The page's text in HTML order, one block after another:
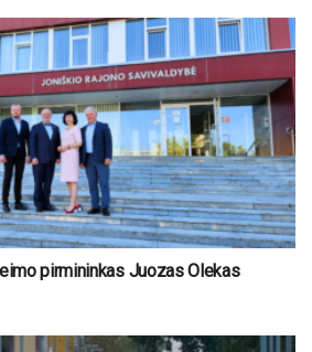
pirmininkas Juozas Olekas